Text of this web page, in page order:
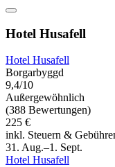
Hotel Husafell
Hotel Husafell
Borgarbyggd
9,4/10
Außergewöhnlich
(388 Bewertungen)
225 €
inkl. Steuern &
31. Aug.–1. Sept.
Hotel Husafell